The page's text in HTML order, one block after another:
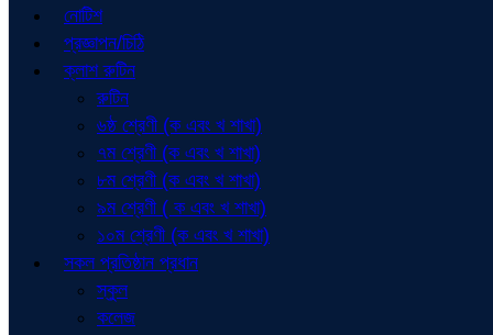
নোটিশ
প্রজ্ঞাপন/চিঠি
ক্লাশ রুটিন
রুটিন
৬ষ্ঠ শ্রেণী (ক এবং খ শাখা)
৭ম শ্রেণী (ক এবং খ শাখা)
৮ম শ্রেণী (ক এবং খ শাখা)
৯ম শ্রেণী ( ক এবং খ শাখা)
১০ম শ্রেণী (ক এবং খ শাখা)
সকল প্রতিষ্ঠান প্রধান
স্কুল
কলেজ